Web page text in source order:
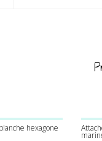
hexagone